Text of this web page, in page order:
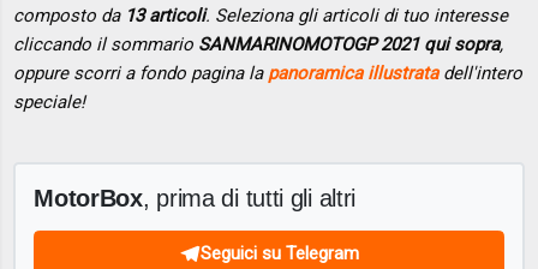
composto da 13 articoli. Seleziona gli articoli di tuo interesse
cliccando il sommario SANMARINOMOTOGP 2021 qui sopra,
oppure scorri a fondo pagina la panoramica illustratadell'intero
speciale!
MotorBox, prima di tutti gli altri
Seguici su Telegram